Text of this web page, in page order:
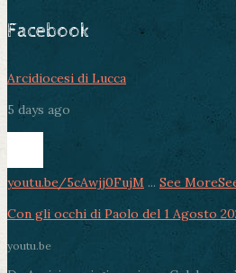
Facebook
Arcidiocesi di Lucca
5 days ago
youtu.be/5cAwjj0FujM ... See More
Con gli occhi di Paolo del 1 Agosto
youtu.be